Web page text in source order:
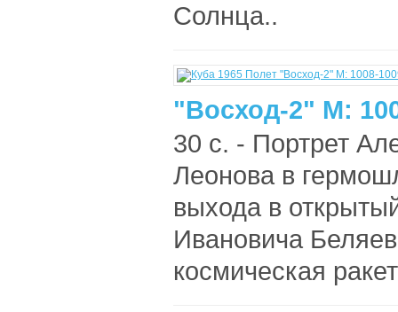
Солнца..
"Восход-2" М:
30 с. - Портрет
Леонова в
выхода в
Ивановича
космическая